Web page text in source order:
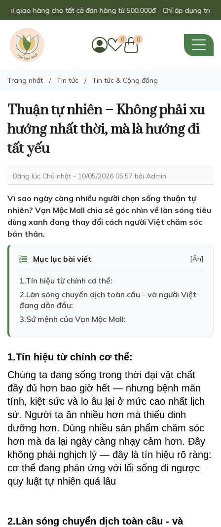
hàng cho tất cả đơn hàng từ 500.000đ - Chỉ áp dụng trong
0 0
Trang nhất Tin tức Tin tức & Cộng đồng
Thuận tự nhiên – Không phải xu
hướng nhất thời, mà là hướng đi
tất yếu
Đăng lúc Chủ nhật - 10/05/2026 05:57 bởi Admin
Vì sao ngày càng nhiều người chọn sống thuận tự
nhiên? Vạn Mộc Mall chia sẻ góc nhìn về làn sóng tiêu
dùng xanh đang thay đổi cách người Việt chăm sóc
bản thân.
Mục lục bài viết [Ẩn]
1.Tín hiệu từ chính cơ thể:
2.Làn sóng chuyển dịch toàn cầu - và người Việt
đang dẫn đầu:
3.Sứ mệnh của Vạn Mộc Mall:
1.Tín hiệu từ chính cơ thể:
Chúng ta đang sống trong thời đại vật chất
đầy đủ hơn bao giờ hết — nhưng bệnh mãn
tính, kiệt sức và lo âu lại ở mức cao nhất lịch
sử. Người ta ăn nhiều hơn mà thiếu dinh
dưỡng hơn. Dùng nhiều sản phẩm chăm sóc
hơn mà da lại ngày càng nhạy cảm hơn. Đây
không phải nghịch lý — đây là tín hiệu rõ ràng:
cơ thể đang phản ứng với lối sống đi ngược
quy luật tự nhiên quá lâu
2.Làn sóng chuyển dịch toàn cầu - và